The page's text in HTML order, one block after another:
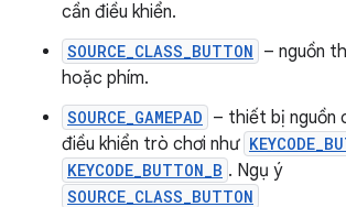
cần điều khiển.
SOURCE_CLASS_BUTTON – nguồn
hoặc phím.
SOURCE_GAMEPAD – thiết bị nguồn
điều khiển trò chơi như
KEYCODE_BUTTON_B . Ngụ ý
SOURCE_CLASS_BUTTON